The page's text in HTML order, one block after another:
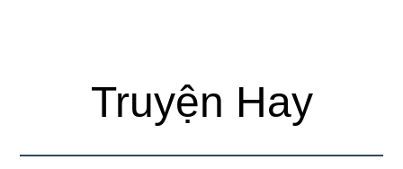
Truyện Hay